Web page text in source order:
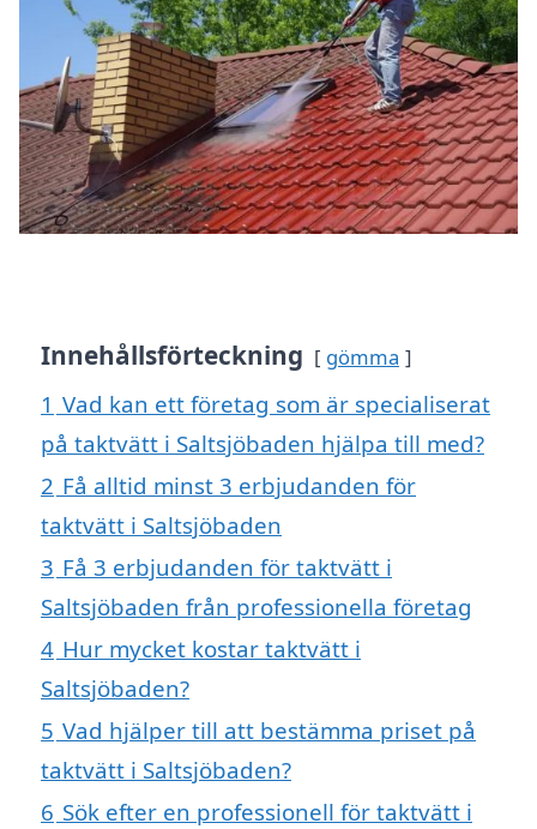
Innehållsförteckning gömma
1 Vad kan ett företag som är specialiserat
på taktvätt i Saltsjöbaden hjälpa till med?
2 Få alltid minst 3 erbjudanden för
taktvätt i Saltsjöbaden
3 Få 3 erbjudanden för taktvätt i
Saltsjöbaden från professionella företag
4 Hur mycket kostar taktvätt i
Saltsjöbaden?
5 Vad hjälper till att bestämma priset på
taktvätt i Saltsjöbaden?
6 Sök efter en professionell för taktvätt i